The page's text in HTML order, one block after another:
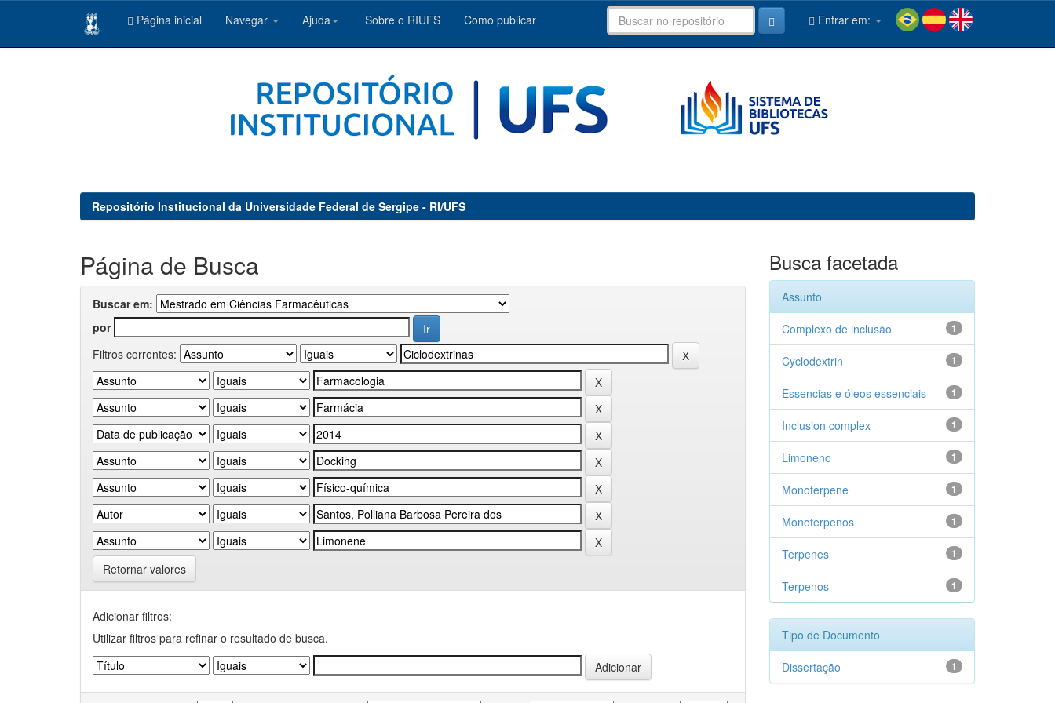
Página inicial Navegar Ajuda Sobre o RIUFS Como publicar Entrar em:
Repositório Institucional da Universidade Federal de Sergipe - RI/UFS
Página de Busca
Buscar em:
por
Filtros correntes:
Retornar valores
Adicionar filtros:
Utilizar filtros para refinar o resultado de busca.
Busca facetada
Assunto
1
Complexo de inclusão
1
Cyclodextrin
1
Essencias e óleos essenciais
1
Inclusion complex
1
Limoneno
1
Monoterpene
1
Monoterpenos
1
Terpenes
1
Terpenos
Tipo de Documento
1
Dissertação